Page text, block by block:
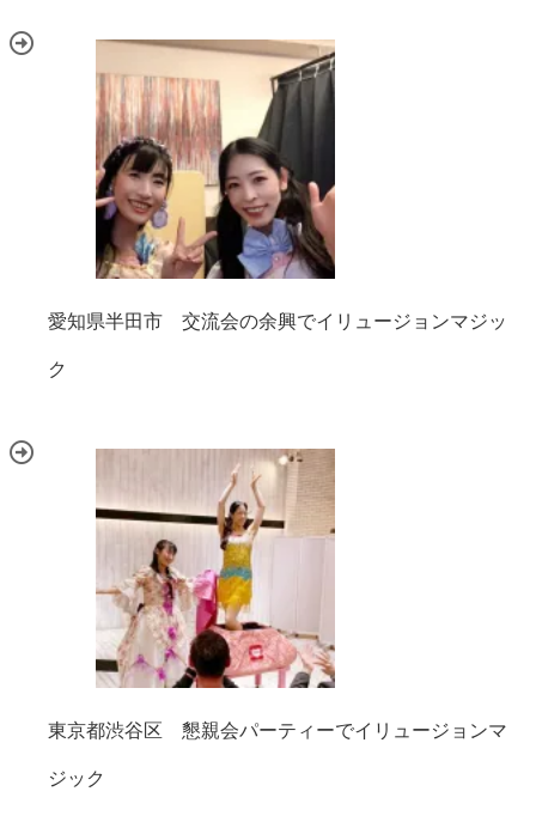
愛知県半田市 交流会の余興でイリュージョンマジッ
ク
東京都渋谷区 懇親会パーティーでイリュージョンマ
ジック